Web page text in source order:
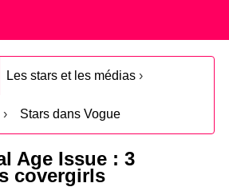
Les stars et les médias ›
› Stars dans Vogue
Age Issue : 3
covergirls